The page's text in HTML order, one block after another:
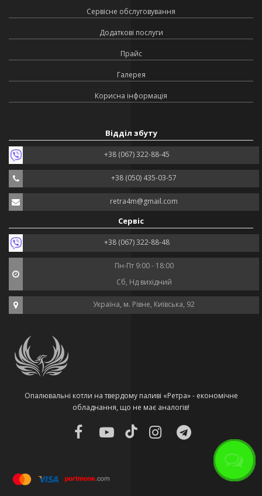
Сервісне обслуговування
Додаткові послуги
Прайс
Галерея
Корисна інформація
Відділ збуту
+38 (067) 322-88-45
+38 (050) 435-03-57
retra4m@gmail.com
Сервіс
+38 (067) 322-88-48
Пн-Пт 9:00 - 18:00
Сб, Нд вихідний
Україна, м. Рівне, Київська, 92
Опалювальні котли на твердому паливі «Ретра» - економічне
обладнання, що не має аналогів!